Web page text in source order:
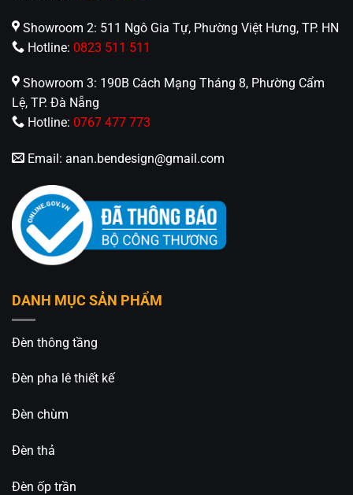
Showroom 2: 511 Ngô Gia Tự, Phường Việt Hưng, TP. HN
Hotline: 0823 511 511
Showroom 3: 190B Cách Mạng Tháng 8, Phường Cẩm
Lệ, TP. Đà Nẵng
Hotline: 0767 477 773
Email: anan.bendesign@gmail.com
DANH MỤC SẢN PHẨM
Đèn thông tầng
Đèn pha lê thiết kế
Đèn chùm
Đèn thả
Đèn ốp trần